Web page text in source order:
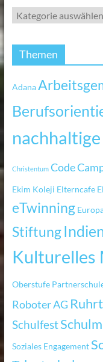
Themen
Adana
Christentum Code
Ekim Koleji Elterncafe
eTwinning
Stiftung
Kulturelles
Oberstufe
Roboter AG
Schulfest
Soziales Engagement